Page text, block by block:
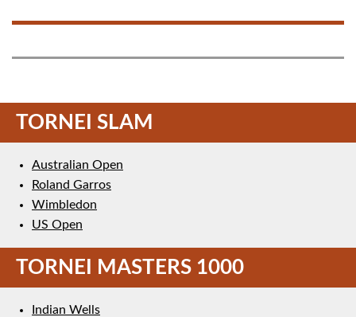
TORNEI SLAM
Australian Open
Roland Garros
Wimbledon
US Open
TORNEI MASTERS 1000
Indian Wells